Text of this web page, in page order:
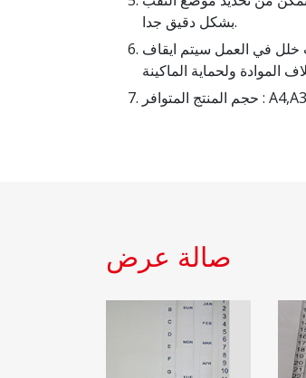
بشكل دقيق جدا.
خلل في العمل سيتم ايقاف
حجم المنتج المتوافر : A4,A3
صالة عرض